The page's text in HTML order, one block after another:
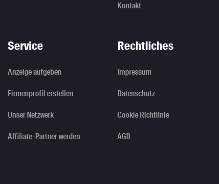
Kontakt
Service
Anzeige aufgeben
Firmenprofil erstellen
Unser Netzwerk
Affiliate-Partner werden
Rechtliches
Impressum
Datenschutz
Cookie Richtlinie
AGB